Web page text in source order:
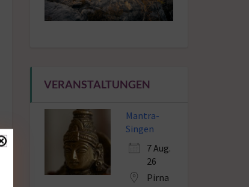
VERANSTALTUNGEN
Mantra-
Singen
7 Aug.
26
Pirna